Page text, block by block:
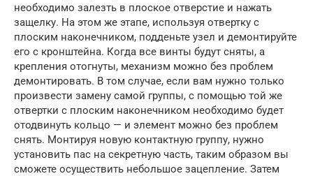
необходимо залезть в плоское отверстие и нажать
защелку. На этом же этапе, используя отвертку с
плоским наконечником, подденьте узел и демонтируйте
его с кронштейна. Когда все винты будут сняты, а
крепления отогнуты, механизм можно без проблем
демонтировать. В том случае, если вам нужно только
произвести замену самой группы, с помощью той же
отвертки с плоским наконечником необходимо будет
отодвинуть кольцо — и элемент можно без проблем
снять. Монтируя новую контактную группу, нужно
установить пас на секретную часть, таким образом вы
сможете осуществить небольшое зацепление. Затем